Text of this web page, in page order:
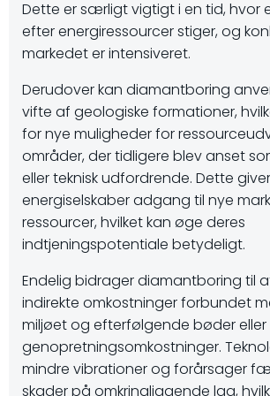
Dette er særligt vigtigt i en tid, hvor
efter energiressourcer stiger, og
markedet er intensiveret.
Derudover kan diamantboring
vifte af geologiske formationer,
for nye muligheder for
områder, der tidligere blev anset
eller teknisk udfordrende. Dette giver
energiselskaber adgang til nye
ressourcer, hvilket kan øge deres
indtjeningspotentiale betydeligt.
Endelig bidrager diamantboring til
indirekte omkostninger forbundet
miljøet og efterfølgende bøder eller
genopretningsomkostninger.
mindre vibrationer og forårsager
skader på omkringliggende lag,